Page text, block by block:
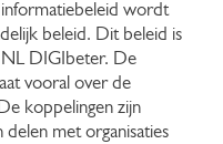
wordt
beleid. Dit beleid is
NL DIGIbeter. De
vooral over de
koppelingen zijn
met organisaties